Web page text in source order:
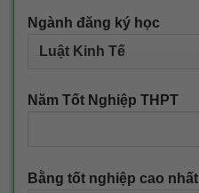
Ngành đăng ký học
Năm Tốt Nghiệp THPT
Bằng tốt nghiệp cao nhất